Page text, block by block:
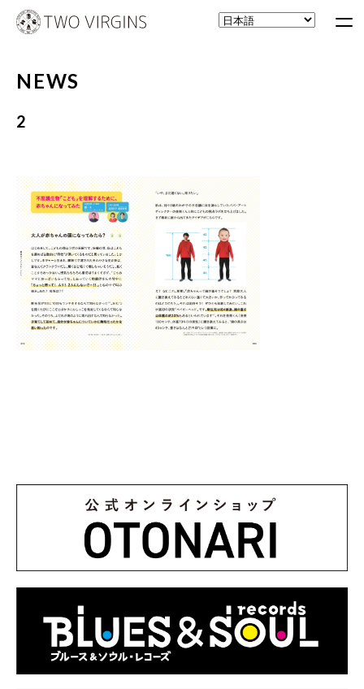
NEWS
2